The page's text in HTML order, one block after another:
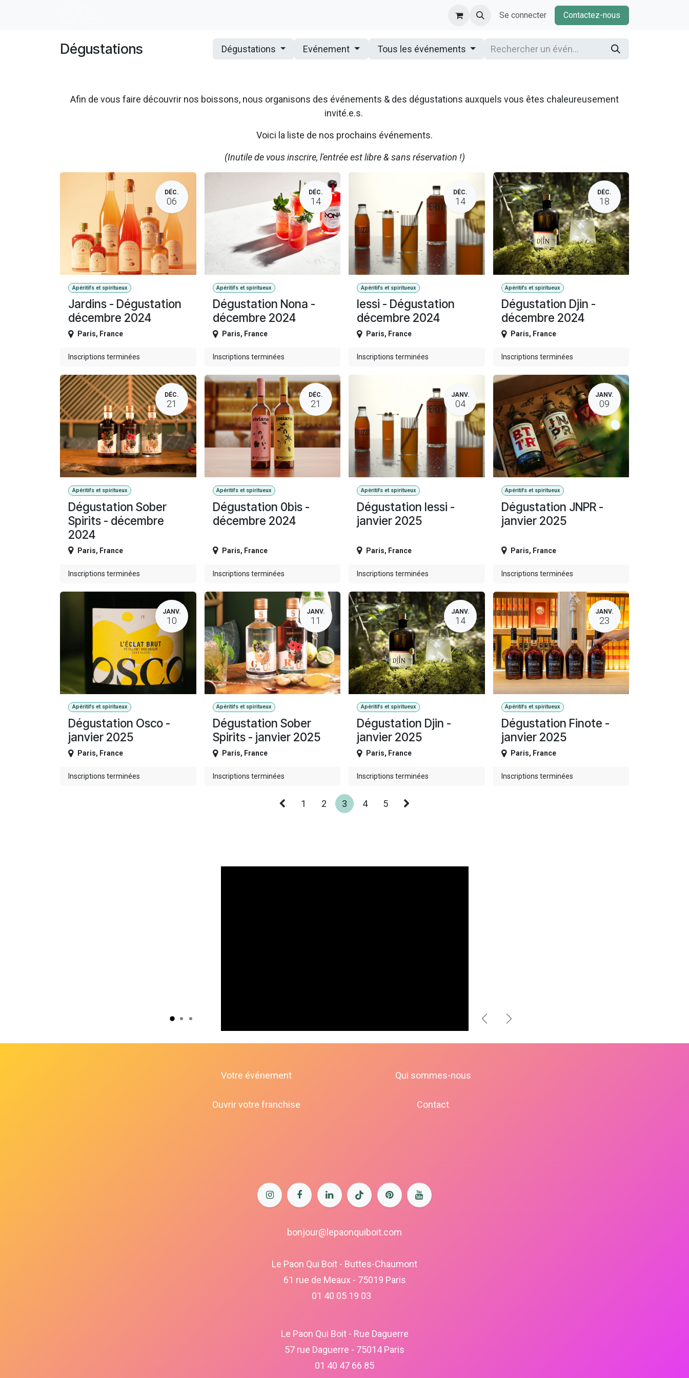
Se connecter Contactez-nous
Dégustations Dégustations Evénement Tous les événements
Afin de vous faire découvrir nos boissons, nous organisons des événements & des dégustations auxquels vous êtes chaleureusement
invité.e.s.
Voici la liste de nos prochains événements.
(Inutile de vous inscrire, l'entrée est libre & sans réservation !)
DÉC.
06
Apéritifs et spiritueux
Jardins - Dégustation
décembre 2024
Paris, France
Inscriptions terminées
DÉC.
14
Apéritifs et spiritueux
Dégustation Nona -
décembre 2024
Paris, France
Inscriptions terminées
DÉC.
14
Apéritifs et spiritueux
Iessi - Dégustation
décembre 2024
Paris, France
Inscriptions terminées
DÉC.
18
Apéritifs et spiritueux
Dégustation Djin -
décembre 2024
Paris, France
Inscriptions terminées
DÉC.
21
Apéritifs et spiritueux
Dégustation Sober
Spirits - décembre
2024
Paris, France
Inscriptions terminées
DÉC.
21
Apéritifs et spiritueux
Dégustation 0bis -
décembre 2024
Paris, France
Inscriptions terminées
JANV.
04
Apéritifs et spiritueux
Dégustation Iessi -
janvier 2025
Paris, France
Inscriptions terminées
JANV.
09
Apéritifs et spiritueux
Dégustation JNPR -
janvier 2025
Paris, France
Inscriptions terminées
JANV.
10
Apéritifs et spiritueux
Dégustation Osco -
janvier 2025
Paris, France
Inscriptions terminées
JANV.
11
Apéritifs et spiritueux
Dégustation Sober
Spirits - janvier 2025
Paris, France
Inscriptions terminées
JANV.
14
Apéritifs et spiritueux
Dégustation Djin -
janvier 2025
Paris, France
Inscriptions terminées
JANV.
23
Apéritifs et spiritueux
Dégustation Finote -
janvier 2025
Paris, France
Inscriptions terminées
1 2 3 4 5
PrécédentSuivant
bonjour@lepaonquiboit.com
Le Paon Qui Boit - Buttes-Chaumont
61 rue de Meaux - 75019 Paris
01 40 05 19 03
Le Paon Qui Boit - Rue Daguerre
57 rue Daguerre - 75014 Paris
01 40 47 66 85
Qui sommes-nous
Contact
Votre événement
Ouvrir votre franchise